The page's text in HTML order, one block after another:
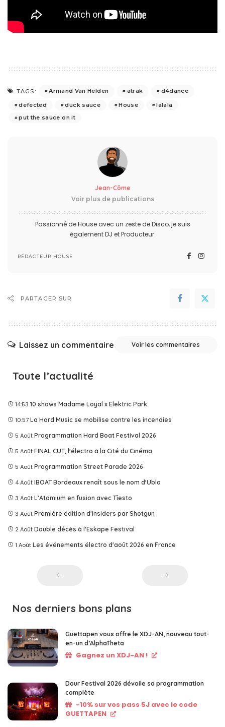
TAGS: Armand Van Helden atrak
d4dance
defected
duck sauce House
lalala
put the sauce on it
Jean-Côme
Voir plus de publications
Passionné de House avec un zeste de Disco, je suis
également DJ et Producteur.
RÉDACTEUR HOUSE
PARTAGER SUR
Laissez un commentaire Voir les commentaires
Toute l’actualité
14:53 10 shows Madame Loyal x Elektric Park
10:57 La Hard Music se mobilise contre les incendies
5 Août Programmation Hard Boat Festival 2026
5 Août FINAL CUT, l'électro à la Cité du Cinéma
5 Août Programmation Street Parade 2026
4 Août IBOAT Bordeaux renaît sous le nom d'Ublo
3 Août L’Atomium en fusion avec Tîesto
3 Août Première édition d'Insiders par Shotgun
2 Août Double décès à l'Eskape Festival
1 Août Les événements électro d'août 2026 en France
Nos derniers bons plans
Guettapen vous offre le XDJ-AN, nouveau tout-
en-un d’AlphaTheta
Gagnez un XDJ-AN !
Dour Festival 2026 dévoile sa programmation
complète
-10% sur vos pass 5J avec le code
GUETTAPEN